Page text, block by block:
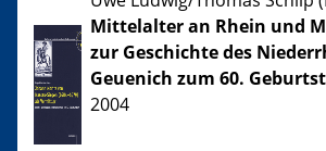
Mittelalter an Rhein und
zur Geschichte des
Geuenich zum 60.
2004